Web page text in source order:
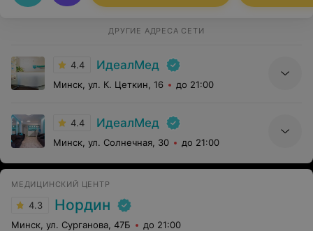
ДРУГИЕ АДРЕСА СЕТИ
4.4 ИдеалМед
Минск, ул. К. Цеткин, 16 до 21:00
4.4 ИдеалМед
Минск, ул. Солнечная, 30 до 21:00
МЕДИЦИНСКИЙ ЦЕНТР
4.3 Нордин
Минск, ул. Сурганова, 47Б до 21:00